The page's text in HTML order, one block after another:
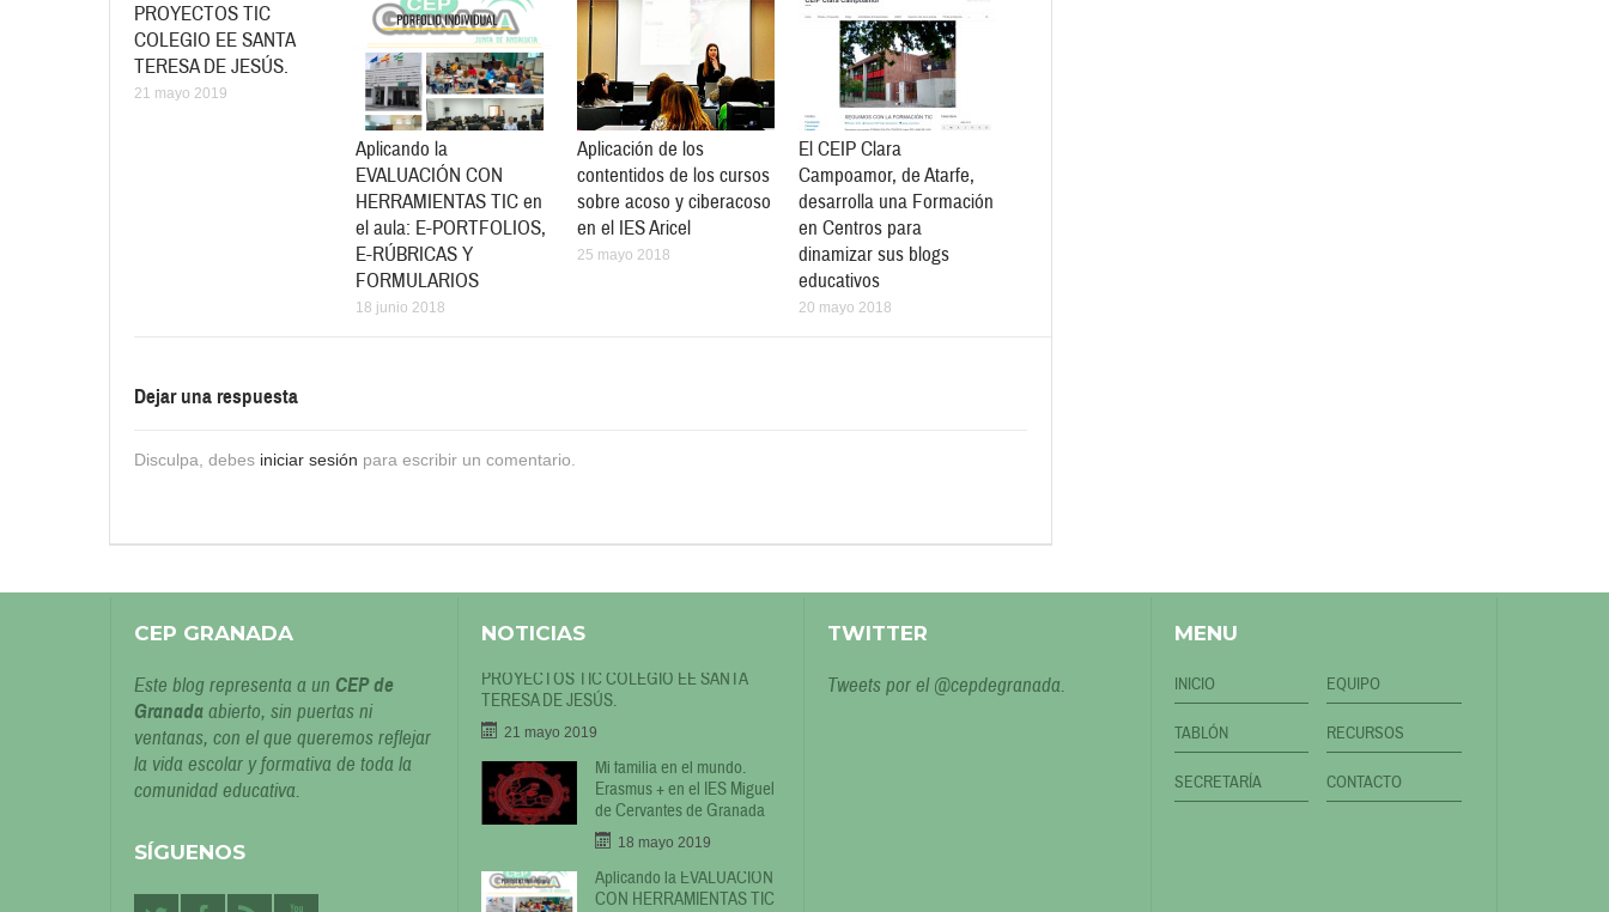
PROYECTOS TIC
COLEGIO EE SANTA
TERESA DE JESÚS.
21 mayo 2019
Aplicando la
EVALUACIÓN CON
HERRAMIENTAS TIC en
el aula: E-PORTFOLIOS,
E-RÚBRICAS Y
FORMULARIOS
18 junio 2018
Aplicación de los
contentidos de los cursos
sobre acoso y ciberacoso
en el IES Aricel
25 mayo 2018
El CEIP Clara
Campoamor, de Atarfe,
desarrolla una Formación
en Centros para
dinamizar sus blogs
educativos
20 mayo 2018
Dejar una respuesta
Disculpa, debes iniciar sesión para escribir un comentario.
CEP GRANADA
Este blog representa a un CEP de
Granadaabierto, sin puertas ni
ventanas, con el que queremos reflejar
la vida escolar y formativa de toda la
comunidad educativa.
SÍGUENOS
NOTICIAS
PROYECTOS TIC COLEGIO EE SANTA
TERESA DE JESÚS.
21 mayo 2019
Mi familia en el mundo.
Erasmus + en el IES Miguel
de Cervantes de Granada
18 mayo 2019
Aplicando la EVALUACIÓN
CON HERRAMIENTAS TIC
TWITTER
Tweets por el @cepdegranada.
MENU
INICIO EQUIPO
TABLÓN RECURSOS
SECRETARÍA CONTACTO